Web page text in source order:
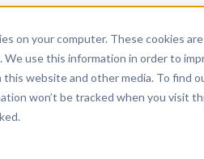
on your computer. These cookies
We use this information in order to
website and other media. To find
won’t be tracked when you visit